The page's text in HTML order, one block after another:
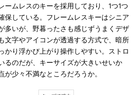
ムレスのキーを採用しており、1つ1つ
保している。フレームレスキーはシニア
多いが、野暮ったさも感じずうまくデザ
文字やアイコンが透過する方式で、暗所
かり浮かび上がり操作しやすい。ストロ
るのだが、キーサイズが大きいせいか
が少々不満なところだろうか。